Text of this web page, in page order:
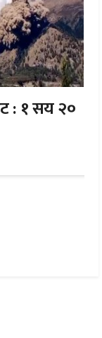
: १ सय २०